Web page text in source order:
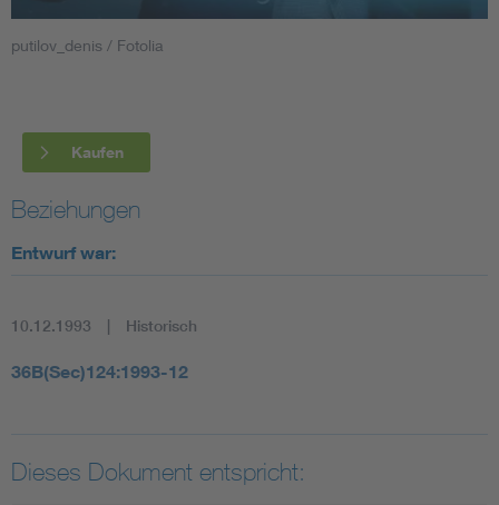
Smart Cities
Blitzschutz: DIN EN 62305 in der Übersicht
Circular Economy für mehr Ressourceneffizienz
putilov_denis / Fotolia
Kaufen
Beziehungen
Entwurf war:
10.12.1993 Historisch
36B(Sec)124:1993-12
Dieses Dokument entspricht: